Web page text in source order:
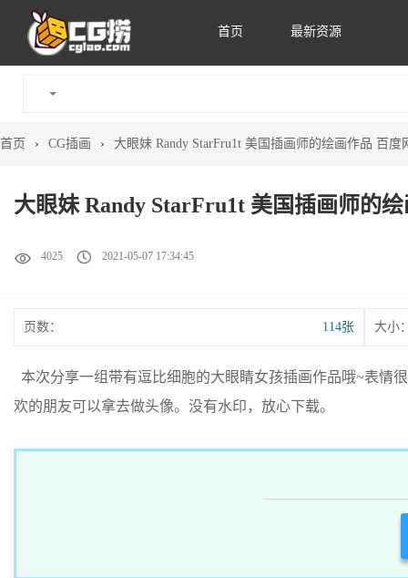
首页 最新资源
首页 › CG插画 › 大眼妹 Randy StarFru1t 美国插画师的绘画作品 百度
大眼妹 Randy StarFru1t 美国插画师的
4025 2021-05-07 17:34:45
页数： 114张 大小
本次分享一组带有逗比细胞的大眼睛女孩插画作品哦~表情
欢的朋友可以拿去做头像。没有水印，放心下载。